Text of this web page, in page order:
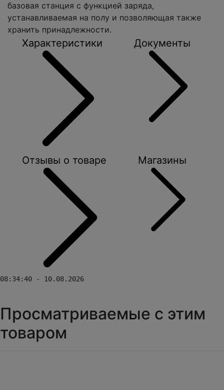
базовая станция с функцией заряда,
устанавливаемая на полу и позволяющая также
хранить принадлежности.
Характеристики Документы
Отзывы о товаре Магазины
08:34:40 - 10.08.2026
Просматриваемые с этим
товаром